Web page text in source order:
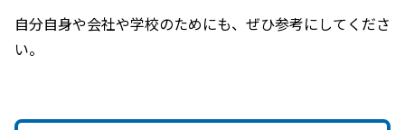
自分自身や会社や学校のためにも、ぜひ参考にしてくださ
い。